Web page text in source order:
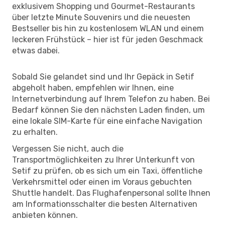
exklusivem Shopping und Gourmet-Restaurants
über letzte Minute Souvenirs und die neuesten
Bestseller bis hin zu kostenlosem WLAN und einem
leckeren Frühstück – hier ist für jeden Geschmack
etwas dabei.
Sobald Sie gelandet sind und Ihr Gepäck in Setif
abgeholt haben, empfehlen wir Ihnen, eine
Internetverbindung auf Ihrem Telefon zu haben. Bei
Bedarf können Sie den nächsten Laden finden, um
eine lokale SIM-Karte für eine einfache Navigation
zu erhalten.
Vergessen Sie nicht, auch die
Transportmöglichkeiten zu Ihrer Unterkunft von
Setif zu prüfen, ob es sich um ein Taxi, öffentliche
Verkehrsmittel oder einen im Voraus gebuchten
Shuttle handelt. Das Flughafenpersonal sollte Ihnen
am Informationsschalter die besten Alternativen
anbieten können.